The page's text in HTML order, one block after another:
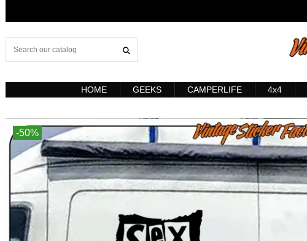
HOME GEEKS CAMPERLIFE 4x4
-50%